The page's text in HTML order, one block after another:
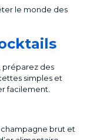
le monde des
préparez des
simples et
facilement.
brut et